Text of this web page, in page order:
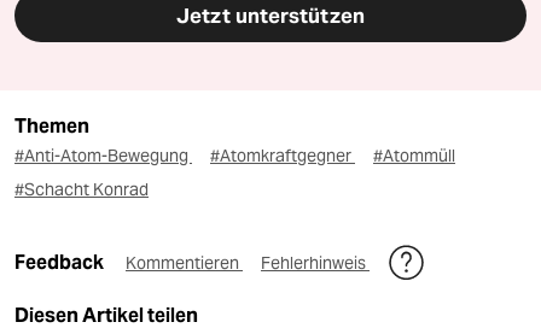
Jetzt unterstützen
Themen
#Anti-Atom-Bewegung #Atomkraftgegner
#Atommüll
#Schacht Konrad
Feedback Kommentieren Fehlerhinweis
Diesen Artikel teilen